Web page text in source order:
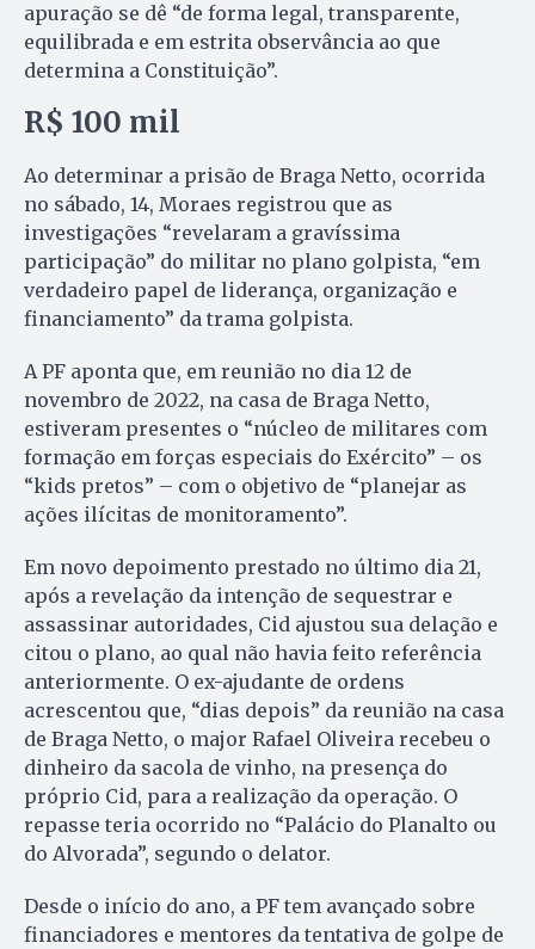
apuração se dê “de forma legal, transparente,
equilibrada e em estrita observância ao que
determina a Constituição”.
R$ 100 mil
Ao determinar a prisão de Braga Netto, ocorrida
no sábado, 14, Moraes registrou que as
investigações “revelaram a gravíssima
participação” do militar no plano golpista, “em
verdadeiro papel de liderança, organização e
financiamento” da trama golpista.
A PF aponta que, em reunião no dia 12 de
novembro de 2022, na casa de Braga Netto,
estiveram presentes o “núcleo de militares com
formação em forças especiais do Exército” – os
“kids pretos” – com o objetivo de “planejar as
ações ilícitas de monitoramento”.
Em novo depoimento prestado no último dia 21,
após a revelação da intenção de sequestrar e
assassinar autoridades, Cid ajustou sua delação e
citou o plano, ao qual não havia feito referência
anteriormente. O ex-ajudante de ordens
acrescentou que, “dias depois” da reunião na casa
de Braga Netto, o major Rafael Oliveira recebeu o
dinheiro da sacola de vinho, na presença do
próprio Cid, para a realização da operação. O
repasse teria ocorrido no “Palácio do Planalto ou
do Alvorada”, segundo o delator.
Desde o início do ano, a PF tem avançado sobre
financiadores e mentores da tentativa de golpe de